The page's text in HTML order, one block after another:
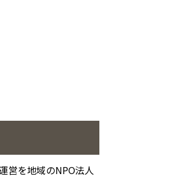
営を地域のNPO法人